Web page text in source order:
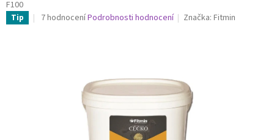
F100
Tip
Průměrné
7 hodnoceníPodrobnosti hodnocení Značka:Fitmin